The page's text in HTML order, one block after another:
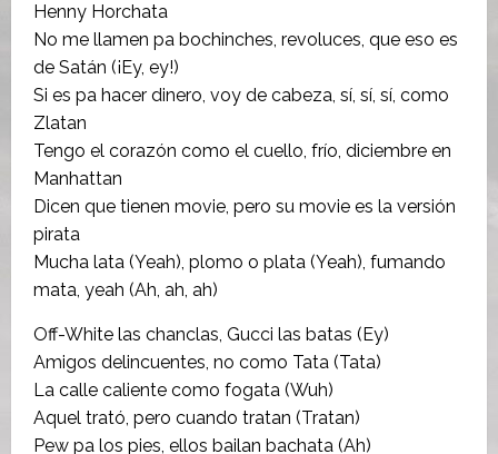
Henny Horchata
No me llamen pa bochinches, rеvoluces, que eso еs
de Satán (¡Ey, ey!)
Si es pa hacer dinero, voy de cabeza, sí, sí, sí, como
Zlatan
Tengo el corazón como el cuello, frío, diciembre en
Manhattan
Dicen que tienen movie, pero su movie es la versión
pirata
Mucha lata (Yeah), plomo o plata (Yeah), fumando
mata, yeah (Ah, ah, ah)
Off-White las chanclas, Gucci las batas (Ey)
Amigos delincuentes, no como Tata (Tata)
La calle caliente como fogata (Wuh)
Aquel trató, pero cuando tratan (Tratan)
Pew pa los pies, ellos bailan bachata (Ah)